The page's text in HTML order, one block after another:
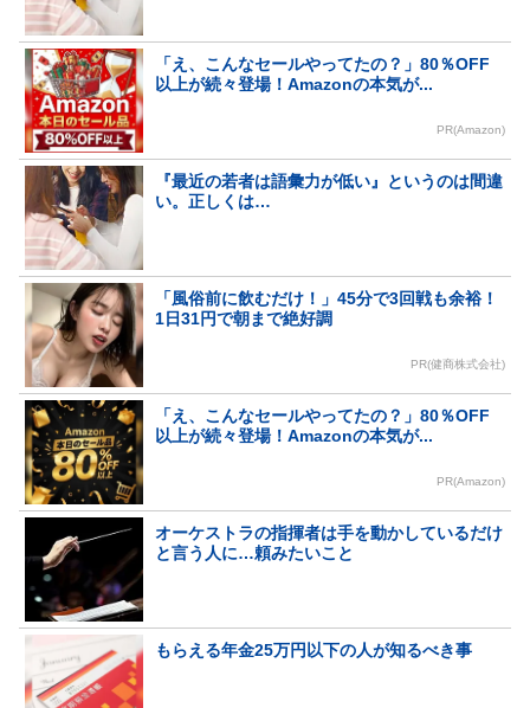
「え、こんなセールやってたの？」80％OFF
以上が続々登場！Amazonの本気が...
PR(Amazon)
『最近の若者は語彙力が低い』というのは間違
い。正しくは…
「風俗前に飲むだけ！」45分で3回戦も余裕！
1日31円で朝まで絶好調
PR(健商株式会社)
「え、こんなセールやってたの？」80％OFF
以上が続々登場！Amazonの本気が...
PR(Amazon)
オーケストラの指揮者は手を動かしているだけ
と言う人に…頼みたいこと
もらえる年金25万円以下の人が知るべき事